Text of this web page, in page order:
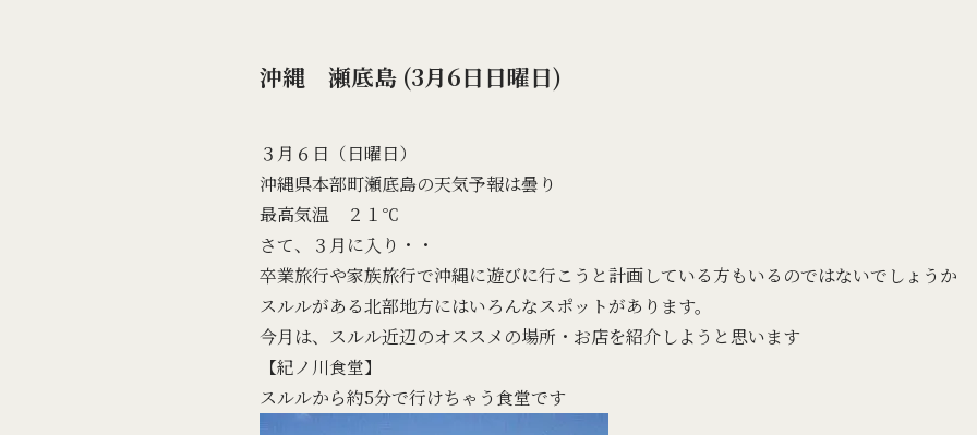
沖縄 瀬底島 (3月6日日曜日)
３月６日（日曜日）
沖縄県本部町瀬底島の天気予報は曇り
最高気温 ２１℃
さて、３月に入り・・
卒業旅行や家族旅行で沖縄に遊びに行こうと計画している方もいるのではないでしょうか
スルルがある北部地方にはいろんなスポットがあります。
今月は、スルル近辺のオススメの場所・お店を紹介しようと思います
【紀ノ川食堂】
スルルから約5分で行けちゃう食堂です